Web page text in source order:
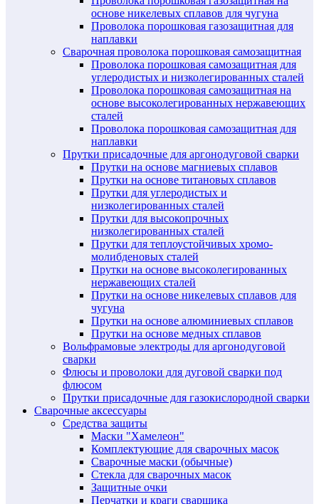
основе никелевых сплавов для чугуна
Проволока порошковая газозащитная для
наплавки
Сварочная проволока порошковая самозащитная
Проволока порошковая самозащитная для
углеродистых и низколегированных сталей
Проволока порошковая самозащитная на
основе высоколегированных нержавеющих
сталей
Проволока порошковая самозащитная для
наплавки
Прутки присадочные для аргонодуговой сварки
Прутки на основе магниевых сплавов
Прутки на основе титановых сплавов
Прутки для углеродистых и
низколегированных сталей
Прутки для высокопрочных
низколегированных сталей
Прутки для теплоустойчивых хромо-
молибденовых сталей
Прутки на основе высоколегированных
нержавеющих сталей
Прутки на основе никелевых сплавов для
чугуна
Прутки на основе алюминиевых сплавов
Прутки на основе медных сплавов
Вольфрамовые электроды для аргонодуговой
сварки
Флюсы и проволоки для дуговой сварки под
флюсом
Прутки присадочные для газокислородной сварки
Сварочные аксессуары
Средства защиты
Маски "Хамелеон"
Комплектующие для сварочных масок
Сварочные маски (обычные)
Стекла для сварочных масок
Защитные очки
Перчатки и краги сварщика